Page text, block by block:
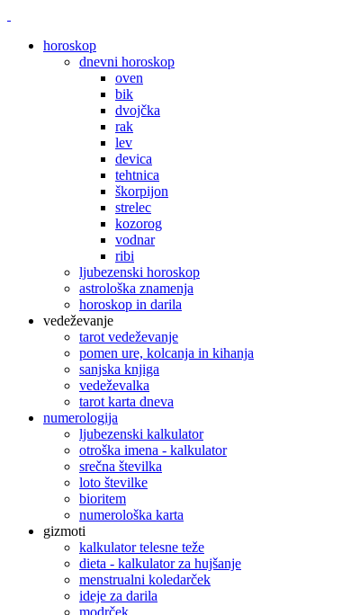
horoskop
dnevni horoskop
oven
bik
dvojčka
rak
lev
devica
tehtnica
škorpijon
strelec
kozorog
vodnar
ribi
ljubezenski horoskop
astrološka znamenja
horoskop in darila
vedeževanje
tarot vedeževanje
pomen ure, kolcanja in kihanja
sanjska knjiga
vedeževalka
tarot karta dneva
numerologija
ljubezenski kalkulator
otroška imena - kalkulator
srečna številka
loto številke
bioritem
numerološka karta
gizmoti
kalkulator telesne teže
dieta - kalkulator za hujšanje
menstrualni koledarček
ideje za darila
modrček